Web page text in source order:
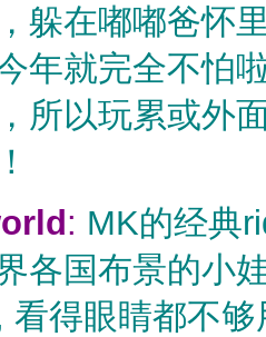
躲在嘟嘟爸怀
年就完全不怕
所以玩累或外
: MK的经典
各国布景的小
看得眼睛都不